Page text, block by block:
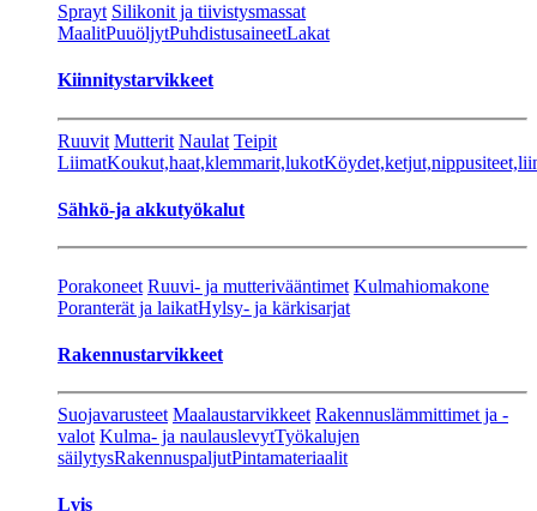
Sprayt Silikonit ja tiivistysmassat
MaalitPuuöljytPuhdistusaineetLakat
Kiinnitystarvikkeet
Ruuvit Mutterit Naulat Teipit
LiimatKoukut,haat,klemmarit,lukot
Sähkö-ja akkutyökalut
Porakoneet Ruuvi- ja mutterivääntimet Kulmahiomakone
Poranterät ja laikatHylsy- ja kärkisarjat
Rakennustarvikkeet
Suojavarusteet Maalaustarvikkeet Rakennuslämmittimet ja -
valot Kulma- ja naulauslevytTyökalujen
säilytysRakennuspaljutPintamateriaalit
Lvis